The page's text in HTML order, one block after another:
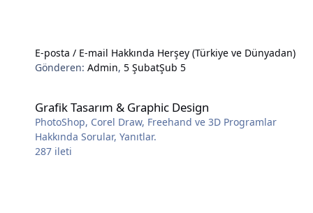
E-posta / E-mail Hakkında Herşey (Türkiye ve Dünyadan)
Gönderen:Admin,5 ŞubatŞub 5
Grafik Tasarım & Graphic Design
PhotoShop, Corel Draw, Freehand ve 3D Programlar
Hakkında Sorular, Yanıtlar.
287 ileti